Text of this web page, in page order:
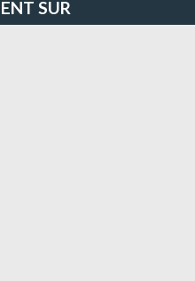
l'autorisation officielle des
SUR